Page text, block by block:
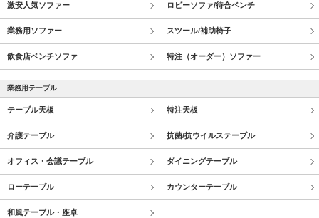
激安人気ソファー ロビーソファ/待合ベンチ
業務用ソファー スツール/補助椅子
飲食店ベンチソファ 特注（オーダー）ソファー
業務用テーブル
テーブル天板 特注天板
介護テーブル 抗菌/抗ウイルステーブル
オフィス・会議テーブル ダイニングテーブル
ローテーブル カウンターテーブル
和風テーブル・座卓